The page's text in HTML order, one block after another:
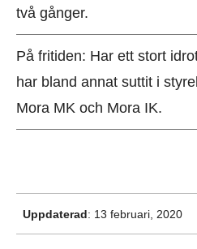
två gånger.
På fritiden: Har ett stort
har bland annat suttit i
Mora MK och Mora IK.
Uppdaterad: 13 februari, 2020